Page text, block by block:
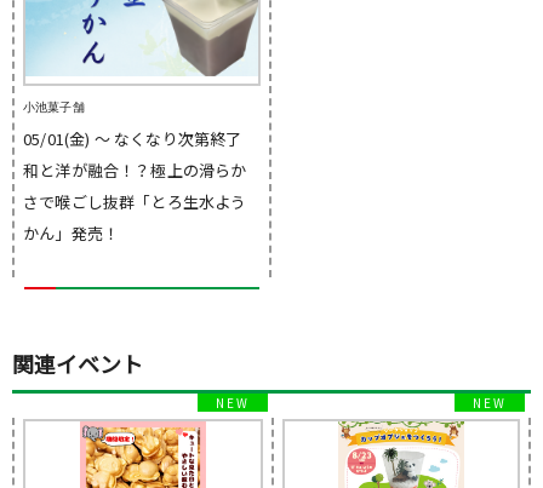
小池菓子舗
05/01(金) 〜 なくなり次第終了
和と洋が融合！？極上の滑らか
さで喉ごし抜群「とろ生水よう
かん」発売！
関連イベント